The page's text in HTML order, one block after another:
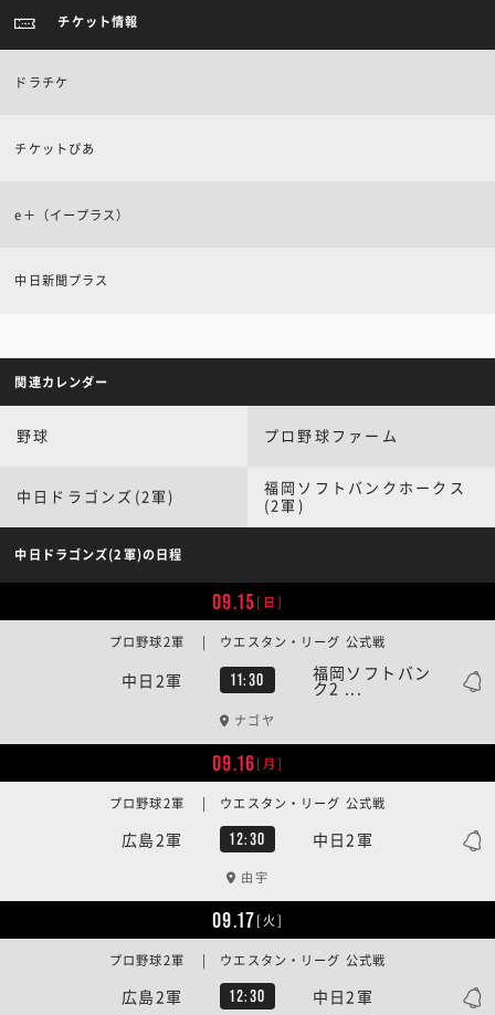
チケット情報
ドラチケ
チケットぴあ
e＋（イープラス）
中日新聞プラス
関連カレンダー
野球 プロ野球ファーム
中日ドラゴンズ(2軍)
福岡ソフトバンクホークス
(2軍)
中日ドラゴンズ(2軍)の日程
09.15[日]
中日2軍 11:30 福岡ソフトバン
ク2 ...
プロ野球2軍 | ウエスタン・リーグ 公式戦
ナゴヤ
09.16[月]
広島2軍 12:30 中日2軍
プロ野球2軍 | ウエスタン・リーグ 公式戦
由宇
09.17[火]
広島2軍 12:30 中日2軍
プロ野球2軍 | ウエスタン・リーグ 公式戦